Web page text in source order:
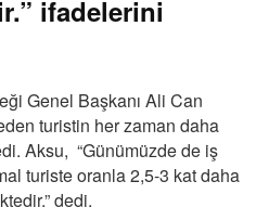
ifadelerini
Genel Başkanı Ali Can
turistin her zaman daha
Aksu, “Günümüzde de iş
turiste oranla 2,5-3 kat daha
dedi.